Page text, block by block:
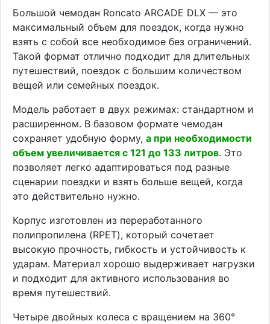
Большой чемодан Roncato ARCADE DLX — это
максимальный объем для поездок, когда нужно
взять с собой все необходимое без ограничений.
Такой формат отлично подходит для длительных
путешествий, поездок с большим количеством
вещей или семейных поездок.
Модель работает в двух режимах: стандартном и
расширенном. В базовом формате чемодан
сохраняет удобную форму, а при необходимости
объем увеличивается с 121 до 133 литров. Это
позволяет легко адаптироваться под разные
сценарии поездки и взять больше вещей, когда
это действительно нужно.
Корпус изготовлен из переработанного
полипропилена (RPET), который сочетает
высокую прочность, гибкость и устойчивость к
ударам. Материал хорошо выдерживает нагрузки
и подходит для активного использования во
время путешествий.
Четыре двойных колеса с вращением на 360°